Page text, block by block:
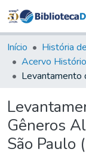
Início
História
Gêneros
São Paulo